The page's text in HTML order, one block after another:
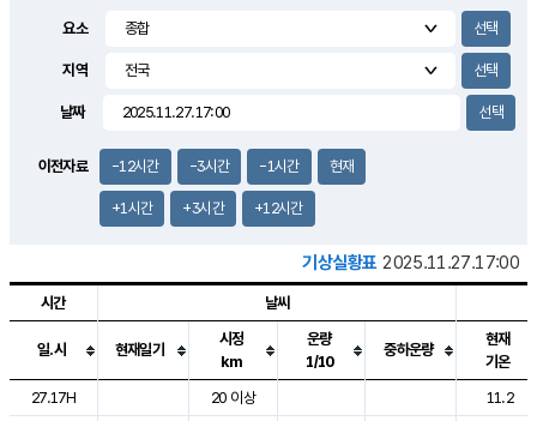
4.2m/s
요소
지역
날짜
이전자료 -12시간 -3시간 -1시간 현재
+1시간 +3시간 +12시간
기상실황표 2025.11.27.17:00
도시별 기상실황표로 지점, 날씨, 기온, 강수, 바람, 기압등을 안내한 표입
시간 날씨
일.시 현재일기
시정
km
운량
1/10
중하운량
현재
기온
27.17H
20 이상
11.2